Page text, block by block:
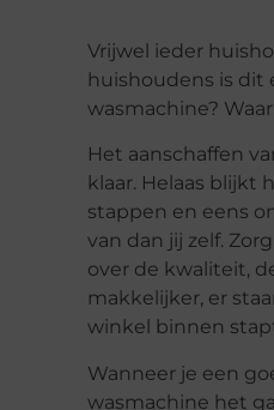
Vrijwel ieder
huishoudens is dit
wasmachine?
Het aanschaffen
klaar. Helaas blijkt
stappen en eens
van dan jij zelf.
over de kwaliteit,
makkelijker, er
winkel binnen
Wanneer je een
wasmachine het